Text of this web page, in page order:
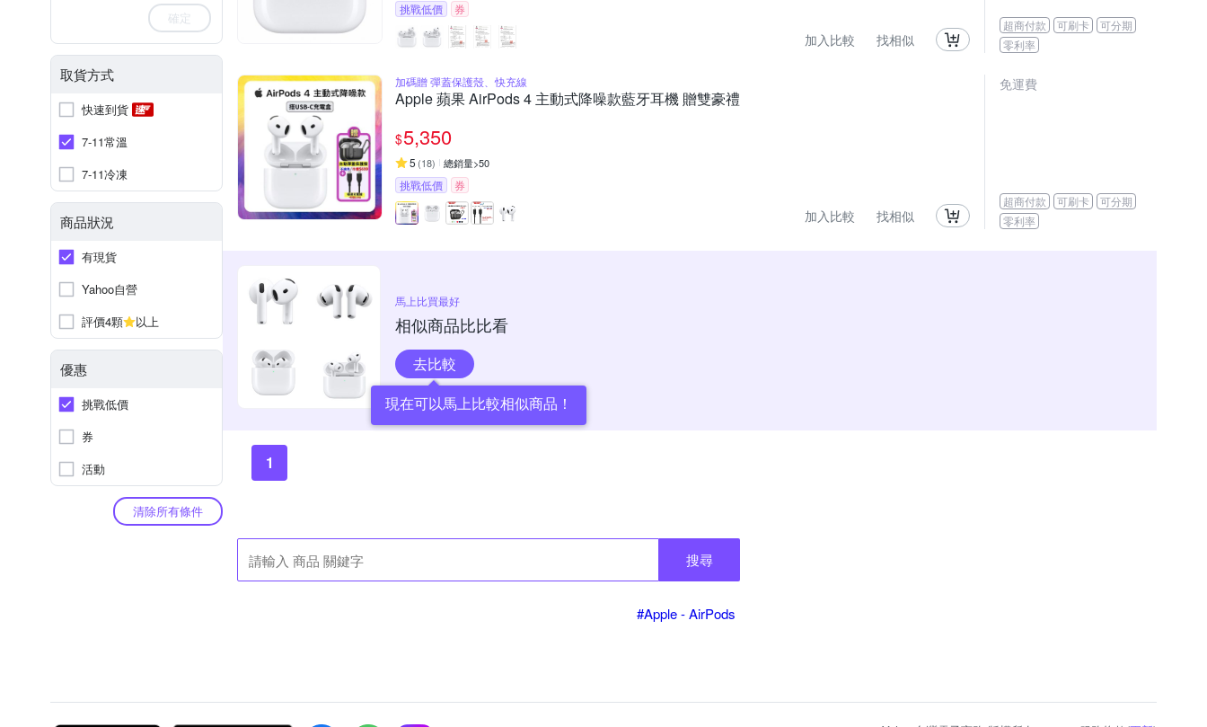
確定
取貨方式
快速到貨
7-11常溫
7-11冷凍
商品狀況
有現貨
Yahoo自營
評價4顆
以上
優惠
挑戰低價
券
活動
清除所有條件
挑戰低價 券
加入比較 找相似
超商付款 可刷卡
可分期
零利率
加碼贈 彈蓋保護殼、快充線
Apple 蘋果 AirPods 4 主動式降噪款藍牙耳機 贈雙豪禮
$5,350
5 (18) 總銷量>50
挑戰低價 券
加入比較 找相似
免運費
超商付款 可刷卡
可分期
零利率
馬上比買最好
相似商品比比看
去比較
現在可以馬上比較相似商品！
1
搜尋
#Apple - AirPods